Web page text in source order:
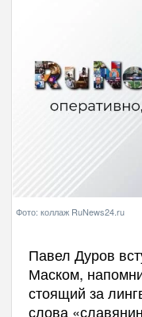
Фото: коллаж RuNews24.ru
Павел Дуров
Маском,
стоящий за
слова